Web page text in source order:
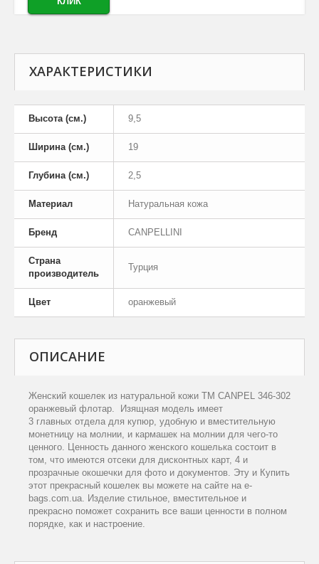
ХАРАКТЕРИСТИКИ
Высота (см.) 9,5
Ширина (см.) 19
Глубина (см.) 2,5
Материал Натуральная кожа
Бренд CANPELLINI
Страна
производитель
Турция
Цвет оранжевый
ОПИСАНИЕ
Женский кошелек из натуральной кожи TM CANPEL 346-302
оранжевый флотар. Изящная модель имеет
3 главных отдела для купюр, удобную и вместительную
монетницу на молнии, и кармашек на молнии для чего-то
ценного. Ценность данного женского кошелька состоит в
том, что имеются отсеки для дисконтных карт, 4 и
прозрачные окошечки для фото и документов. Эту и Купить
этот прекрасный кошелек вы можете на сайте на e-
bags.com.ua. Изделие стильное, вместительное и
прекрасно поможет сохранить все ваши ценности в полном
порядке, как и настроение.